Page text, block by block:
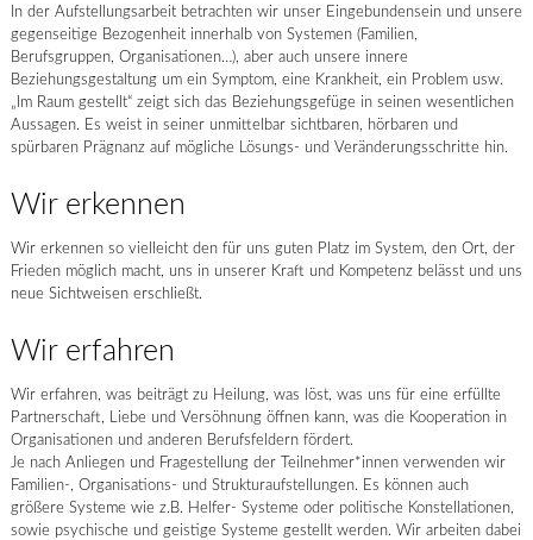
In der Aufstellungsarbeit betrachten wir unser Eingebundensein und unsere
gegenseitige Bezogenheit innerhalb von Systemen (Familien,
Berufsgruppen, Organisationen…), aber auch unsere innere
Beziehungsgestaltung um ein Symptom, eine Krankheit, ein Problem usw.
„Im Raum gestellt“ zeigt sich das Beziehungsgefüge in seinen wesentlichen
Aussagen. Es weist in seiner unmittelbar sichtbaren, hörbaren und
spürbaren Prägnanz auf mögliche Lösungs- und Veränderungsschritte hin.
Wir erkennen
Wir erkennen so vielleicht den für uns guten Platz im System, den Ort, der
Frieden möglich macht, uns in unserer Kraft und Kompetenz belässt und uns
neue Sichtweisen erschließt.
Wir erfahren
Wir erfahren, was beiträgt zu Heilung, was löst, was uns für eine erfüllte
Partnerschaft, Liebe und Versöhnung öffnen kann, was die Kooperation in
Organisationen und anderen Berufsfeldern fördert.
Je nach Anliegen und Fragestellung der Teilnehmer*innen verwenden wir
Familien-, Organisations- und Strukturaufstellungen. Es können auch
größere Systeme wie z.B. Helfer- Systeme oder politische Konstellationen,
sowie psychische und geistige Systeme gestellt werden. Wir arbeiten dabei